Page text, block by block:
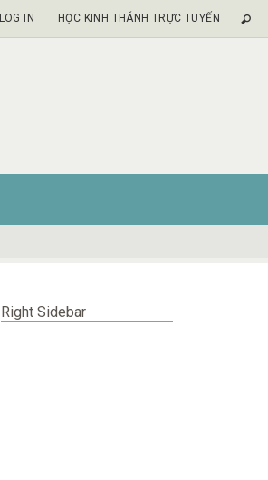
LOG IN HỌC KINH THÁNH TRỰC TUYẾN
Right Sidebar